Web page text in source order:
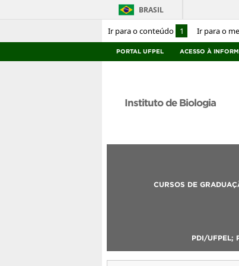
Ir para o conteúdo 1 Ir para o
BRASIL
PORTAL UFPEL ACESSO À
Instituto de Biologia
CURSOS DE
PDI/UFPEL;